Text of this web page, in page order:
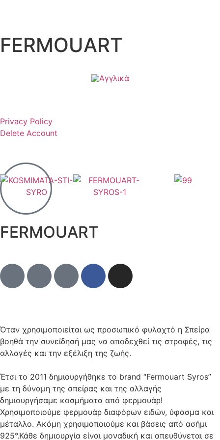
FERMOUART
Privacy Policy
Delete Account
FERMOUART
Όταν χρησιμοποιείται ως προσωπικό φυλαχτό η Σπείρα
βοηθά την συνείδησή μας να αποδεχθεί τις στροφές, τις
αλλαγές και την εξέλιξη της ζωής.
Έτσι το 2011 δημιουργήθηκε το brand “Fermouart Syros”
με τη δύναμη της σπείρας και της αλλαγής
δημιουργήσαμε κοσμήματα από φερμουάρ!
Χρησιμοποιούμε φερμουάρ διαφόρων ειδών, ύφασμα και
μέταλλο. Ακόμη χρησιμοποιούμε και βάσεις από ασήμι
925°.Κάθε δημιουργία είναι μοναδική και απευθύνεται σε